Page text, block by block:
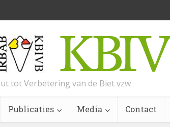
tot Verbetering van de Biet vzw
Publicaties Media Contact